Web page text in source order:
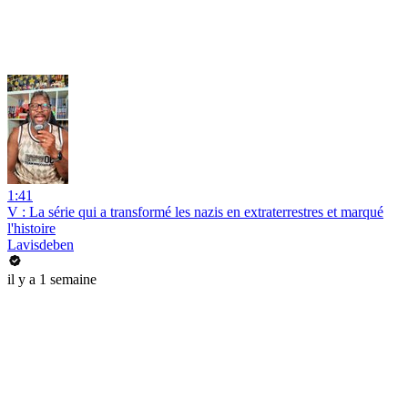
1:41
V : La série qui a transformé les nazis en extraterrestres et marqué
l'histoire
Lavisdeben
il y a 1 semaine